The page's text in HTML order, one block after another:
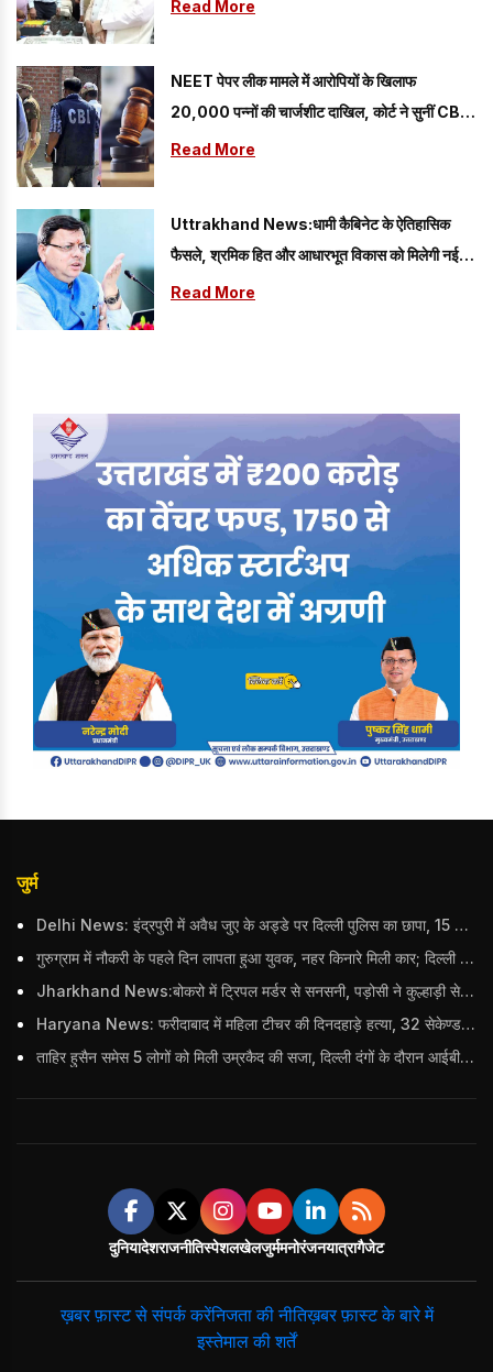
Read More
NEET पेपर लीक मामले में आरोपियों के खिलाफ
20,000 पन्नों की चार्जशीट दाखिल, कोर्ट ने सुनीं CBI
की दलीलें
Read More
Uttrakhand News:धामी कैबिनेट के ऐतिहासिक
फैसले, श्रमिक हित और आधारभूत विकास को मिलेगी नई
गति
Read More
जुर्म
Delhi News: इंद्रपुरी में अवैध जुए के अड्डे पर दिल्ली पुलिस का छापा, 15 जुआरियों को पकड़ा; ₹3.61 लाख नकद और अन्य सामान बरामद
गुरुग्राम में नौकरी के पहले दिन लापता हुआ युवक, नहर किनारे मिली कार; दिल्ली पुलिस ने दर्ज की FIR
Jharkhand News:बोकरो में ट्रिपल मर्डर से सनसनी, पड़ोसी ने कुल्हाड़ी से पति-पत्नी और बहु की हत्या की
Haryana News: फरीदाबाद में महिला टीचर की दिनदहाड़े हत्या, 32 सेकेण्ड में 34 बार किया वार
ताहिर हुसैन समेस 5 लोगों को मिली उम्रकैद की सजा, दिल्ली दंगों के दौरान आईबी अधिकारी का किया था कत्ल
दुनियादेशराजनीतिस्पेशलखेलजुर्ममनोरंजनयात्रागैजेट
ख़बर फ़ास्ट से संपर्क करेंनिजता की नीतिख़बर फ़ास्ट के बारे में
इस्तेमाल की शर्तें